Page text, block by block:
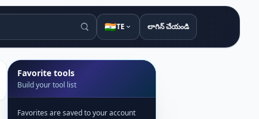
🇮🇳TE లాగిన్ చేయండి
Favorite tools
Build your tool list
Favorites are saved to your account